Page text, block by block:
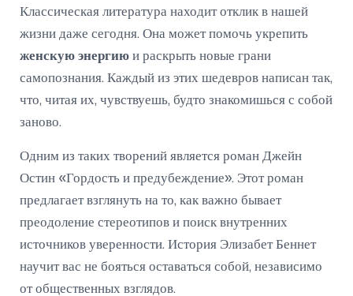
Классическая литература находит отклик в нашей
жизни даже сегодня. Она может помочь укрепить
женскую энергию и раскрыть новые грани
самопознания. Каждый из этих шедевров написан так,
что, читая их, чувствуешь, будто знакомишься с собой
заново.
Одним из таких творений является роман Джейн
Остин «Гордость и предубеждение». Этот роман
предлагает взглянуть на то, как важно бывает
преодоление стереотипов и поиск внутренних
источников уверенности. История Элизабет Беннет
научит вас не бояться оставаться собой, независимо
от общественных взглядов.